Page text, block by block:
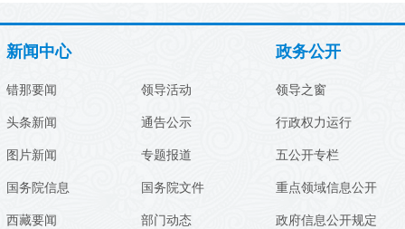
新闻中心
错那要闻
头条新闻
图片新闻
国务院信息
西藏要闻
领导活动
通告公示
专题报道
国务院文件
部门动态
政务公开
领导之窗
行政权力运行
五公开专栏
重点领域信息公开
政府信息公开规定